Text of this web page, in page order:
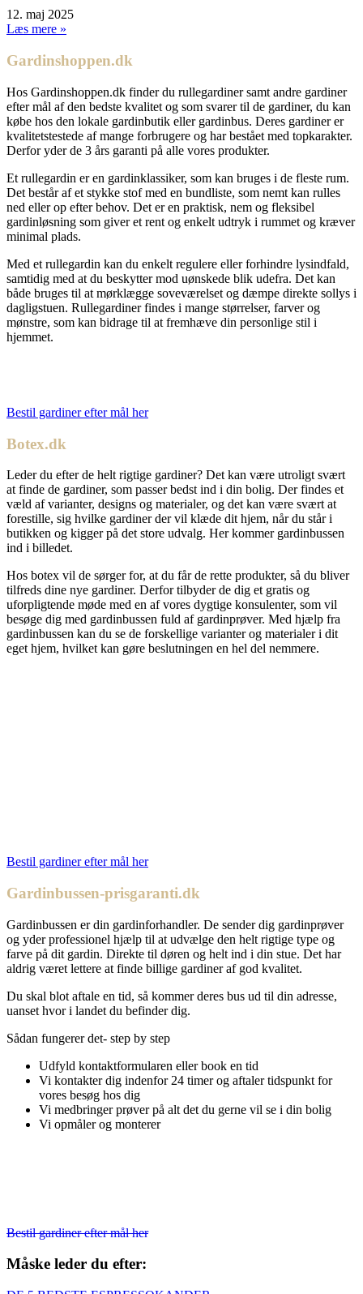
12. maj 2025
Læs mere »
Gardinshoppen.dk
Hos Gardinshoppen.dk finder du rullegardiner samt andre gardiner
efter mål af den bedste kvalitet og som svarer til de gardiner, du kan
købe hos den lokale gardinbutik eller gardinbus. Deres gardiner er
kvalitetstestede af mange forbrugere og har bestået med topkarakter.
Derfor yder de 3 års garanti på alle vores produkter.
Et rullegardin er en gardinklassiker, som kan bruges i de fleste rum.
Det består af et stykke stof med en bundliste, som nemt kan rulles
ned eller op efter behov. Det er en praktisk, nem og fleksibel
gardinløsning som giver et rent og enkelt udtryk i rummet og kræver
minimal plads.
Med et rullegardin kan du enkelt regulere eller forhindre lysindfald,
samtidig med at du beskytter mod uønskede blik udefra. Det kan
både bruges til at mørklægge soveværelset og dæmpe direkte sollys i
dagligstuen. Rullegardiner findes i mange størrelser, farver og
mønstre, som kan bidrage til at fremhæve din personlige stil i
hjemmet.
Bestil gardiner efter mål her
Botex.dk
Leder du efter de helt rigtige gardiner? Det kan være utroligt svært
at finde de gardiner, som passer bedst ind i din bolig. Der findes et
væld af varianter, designs og materialer, og det kan være svært at
forestille, sig hvilke gardiner der vil klæde dit hjem, når du står i
butikken og kigger på det store udvalg. Her kommer gardinbussen
ind i billedet.
Hos botex vil de sørger for, at du får de rette produkter, så du bliver
tilfreds dine nye gardiner. Derfor tilbyder de dig et gratis og
uforpligtende møde med en af vores dygtige konsulenter, som vil
besøge dig med gardinbussen fuld af gardinprøver. Med hjælp fra
gardinbussen kan du se de forskellige varianter og materialer i dit
eget hjem, hvilket kan gøre beslutningen en hel del nemmere.
Bestil gardiner efter mål her
Gardinbussen-prisgaranti.dk
Gardinbussen er din gardinforhandler. De sender dig gardinprøver
og yder professionel hjælp til at udvælge den helt rigtige type og
farve på dit gardin. Direkte til døren og helt ind i din stue. Det har
aldrig været lettere at finde billige gardiner af god kvalitet.
Du skal blot aftale en tid, så kommer deres bus ud til din adresse,
uanset hvor i landet du befinder dig.
Sådan fungerer det- step by step
Udfyld kontaktformularen eller book en tid
Vi kontakter dig indenfor 24 timer og aftaler tidspunkt for
vores besøg hos dig
Vi medbringer prøver på alt det du gerne vil se i din bolig
Vi opmåler og monterer
Bestil gardiner efter mål her
Måske leder du efter: